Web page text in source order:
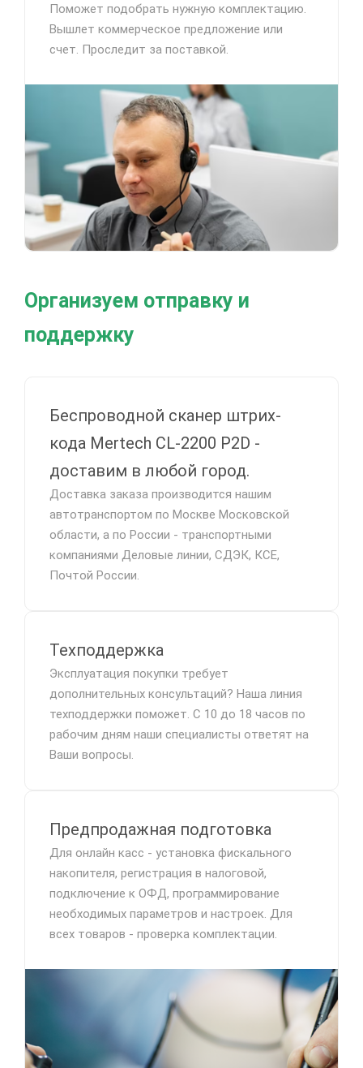
Поможет подобрать нужную комплектацию.
Вышлет коммерческое предложение или
счет. Проследит за поставкой.
Организуем отправку и
поддержку
Беспроводной сканер штрих-
кода Mertech CL-2200 P2D -
доставим в любой город.
Доставка заказа производится нашим
автотранспортом по Москве Московской
области, а по России - транспортными
компаниями Деловые линии, СДЭК, КСЕ,
Почтой России.
Техподдержка
Эксплуатация покупки требует
дополнительных консультаций? Наша линия
техподдержки поможет. С 10 до 18 часов по
рабочим дням наши специалисты ответят на
Ваши вопросы.
Предпродажная подготовка
Для онлайн касс - установка фискального
накопителя, регистрация в налоговой,
подключение к ОФД, программирование
необходимых параметров и настроек. Для
всех товаров - проверка комплектации.